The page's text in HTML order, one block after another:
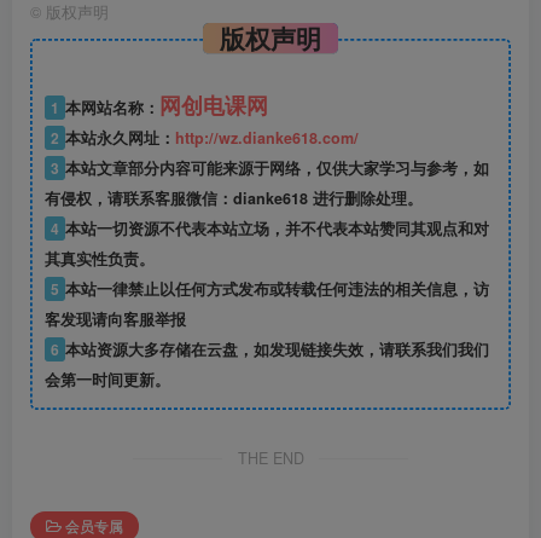
© 版权声明
版权声明
1 本网站名称： 网创电课网
2 本站永久网址： http://wz.dianke618.com/
3 本站文章部分内容可能来源于网络，仅供大家学习与参考，如
有侵权，请联系客服微信：dianke618 进行删除处理。
4 本站一切资源不代表本站立场，并不代表本站赞同其观点和对
其真实性负责。
5 本站一律禁止以任何方式发布或转载任何违法的相关信息，访
客发现请向客服举报
6 本站资源大多存储在云盘，如发现链接失效，请联系我们我们
会第一时间更新。
THE END
会员专属